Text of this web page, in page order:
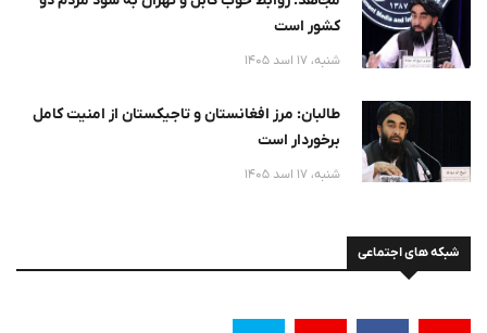
کشور است
شنبه، 17 اسد 1405
طالبان: مرز افغانستان و تاجیکستان از امنیت کامل
برخوردار است
شنبه، 17 اسد 1405
شبکه های اجتماعی